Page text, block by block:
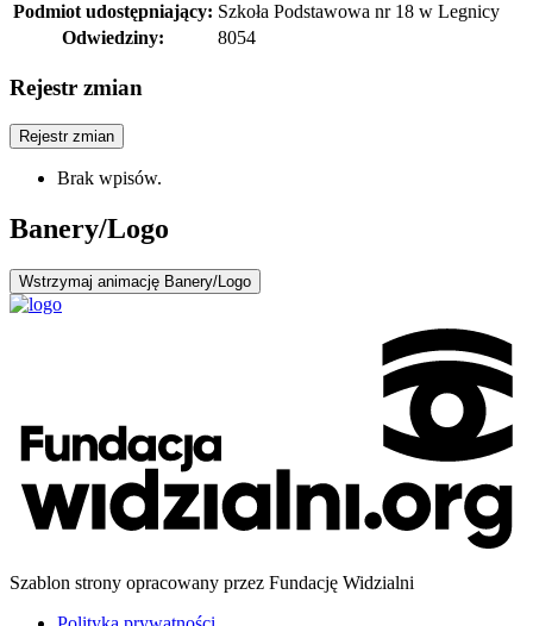
Podmiot udostępniający: Szkoła Podstawowa nr 18 w Legnicy
Odwiedziny:
8054
Rejestr zmian
Rejestr zmian
Brak wpisów.
Banery/Logo
Wstrzymaj animację Banery/Logo
Szablon strony opracowany przez Fundację Widzialni